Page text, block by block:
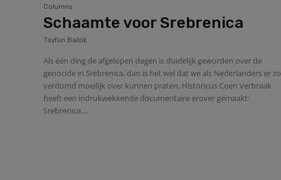
Columns
Schaamte voor Srebrenica
Tayfun Balcik
Als één ding de afgelopen dagen is duidelijk geworden over de
genocide in Srebrenica, dan is het wel dat we als Nederlanders er zo
verdomd moeilijk over kunnen praten. Historicus Coen Verbraak
heeft een indrukwekkende documentaire erover gemaakt:
Srebrenica....